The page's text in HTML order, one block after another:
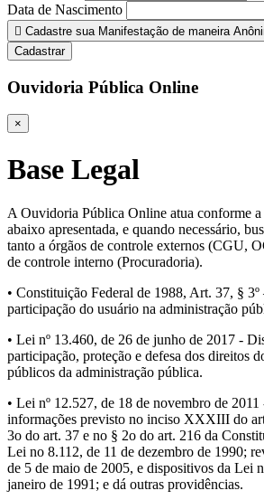
Data de Nascimento
Cadastre sua Manifestação de maneira
Cadastrar
Ouvidoria Pública Online
×
Base Legal
A Ouvidoria Pública Online atua conforme
abaixo apresentada, e quando necessário,
tanto a órgãos de controle externos (CGU,
de controle interno (Procuradoria).
• Constituição Federal de 1988, Art. 37, § 3º
participação do usuário na administração
• Lei nº 13.460, de 26 de junho de 2017 -
participação, proteção e defesa dos direitos
públicos da administração pública.
• Lei nº 12.527, de 18 de novembro de 2011
informações previsto no inciso XXXIII do
3o do art. 37 e no § 2o do art. 216 da
Lei no 8.112, de 11 de dezembro de 1990;
de 5 de maio de 2005, e dispositivos da Lei
janeiro de 1991; e dá outras providências.